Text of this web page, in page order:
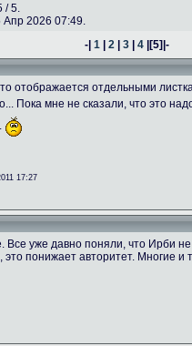
/ 5.
Апр 2026 07:49.
-| 1| 2| 3| 4|[5]|-
отображается отдельными
Пока мне не сказали, что это
17:27
уже давно поняли, что Ирби не
это понижает авторитет. Многие и